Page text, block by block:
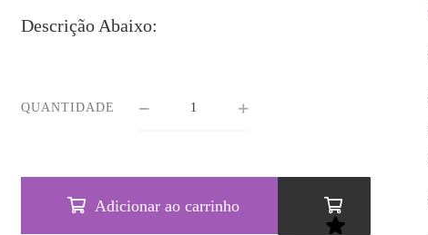
Descrição Abaixo:
QUANTIDADE
Adicionar ao carrinho